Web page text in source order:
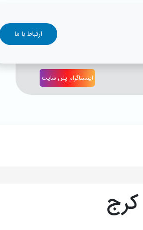
ارتباط با ما
اینستاگرام پلن سایت